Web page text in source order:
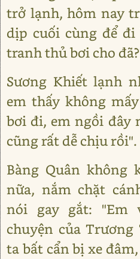
trở lạnh, hôm nay
dịp cuối cùng để đi
tranh thủ bơi cho
Sương Khiết lạnh
em thấy không
bơi đi, em ngồi đây
cũng rất dễ chịu rồi".
Bàng Quân không
nữa, nắm chặt
nói gay gắt: "Em
chuyện của Trương
ta bất cẩn bị xe